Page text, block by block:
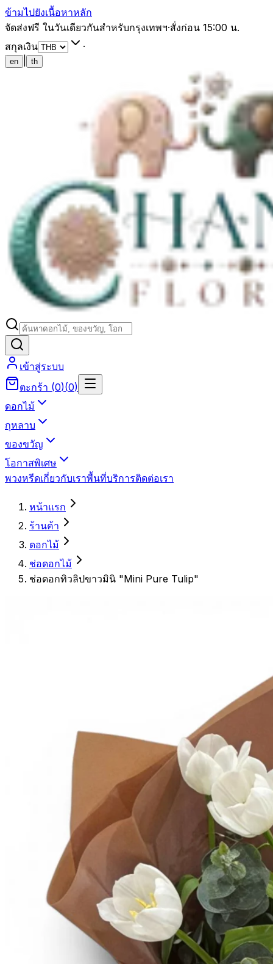
ข้ามไปยังเนื้อหาหลัก
จัดส่งฟรี ในวันเดียวกันสำหรับกรุงเทพฯ·สั่งก่อน 15:00 น.
สกุลเงิน
·
en th
เข้าสู่ระบบ
ตะกร้า (0)(0)
ดอกไม้
กุหลาบ
ของขวัญ
โอกาสพิเศษ
พวงหรีดเกี่ยวกับเราพื้นที่บริการติดต่อเรา
หน้าแรก
ร้านค้า
ดอกไม้
ช่อดอกไม้
ช่อดอกทิวลิปขาวมินิ "Mini Pure Tulip"